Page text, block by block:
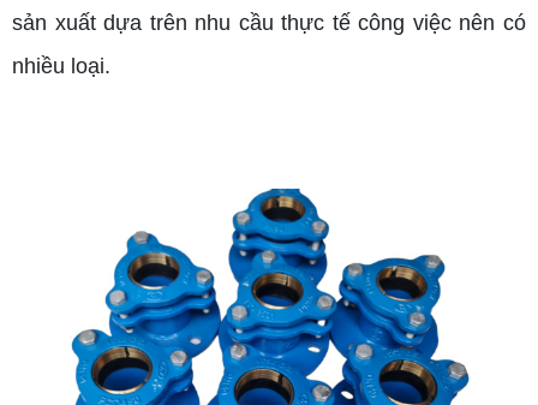
sản xuất dựa trên nhu cầu thực tế công việc nên có
nhiều loại.